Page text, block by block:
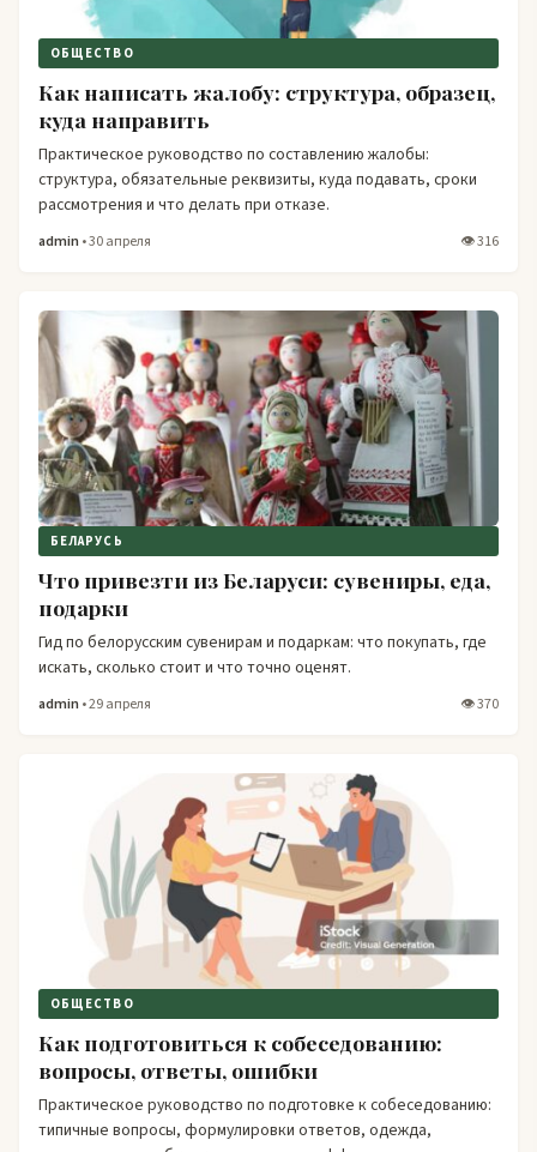
ОБЩЕСТВО
Как написать жалобу: структура, образец,
куда направить
Практическое руководство по составлению жалобы:
структура, обязательные реквизиты, куда подавать, сроки
рассмотрения и что делать при отказе.
admin • 30 апреля 👁 316
БЕЛАРУСЬ
Что привезти из Беларуси: сувениры, еда,
подарки
Гид по белорусским сувенирам и подаркам: что покупать, где
искать, сколько стоит и что точно оценят.
admin • 29 апреля 👁 370
ОБЩЕСТВО
Как подготовиться к собеседованию:
вопросы, ответы, ошибки
Практическое руководство по подготовке к собеседованию:
типичные вопросы, формулировки ответов, одежда,